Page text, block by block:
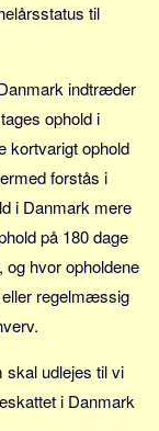
til
indtræder
ophold i
kortvarigt ophold
forstås i
i Danmark mere
på 180 dage
og hvor opholdene
eller regelmæssig
skal udlejes til vi
i Danmark